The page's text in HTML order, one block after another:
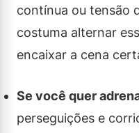
contínua ou tensão
costuma alternar
encaixar a cena
Se você quer
perseguições e